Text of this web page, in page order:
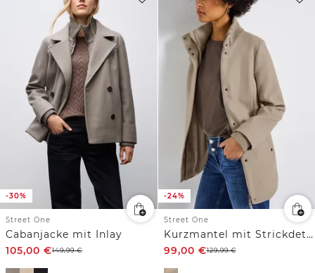
-30%
Street One
Cabanjacke mit Inlay
105,00 €149,99€
-24%
Street One
Kurzmantel mit Strickdetails
99,00 €129,99€